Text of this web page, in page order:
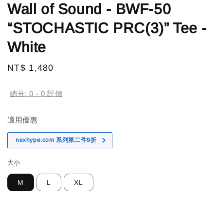
Wall of Sound - BWF-50
“STOCHASTIC PRC(3)” Tee -
White
Regular
NT$ 1,480
總分:0 - 0 評價
適用優惠
nexhype.com 系列第二件9折
大小
M L XL